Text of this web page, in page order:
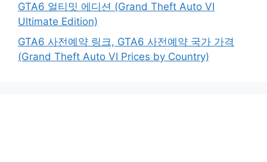
GTA6 얼티밋 에디션 (Grand Theft Auto VI
Ultimate Edition)
GTA6 사전예약 링크, GTA6 사전예약 국가 가격
(Grand Theft Auto VI Prices by Country)